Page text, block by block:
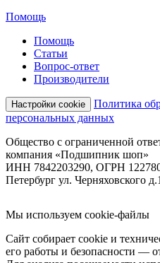
Помощь
Помощь
Статьи
Вопрос-ответ
Производители
Настройки cookie
Политика
персональных данных
Общество с ограниченной
компания «Подшипник шоп»
ИНН 7842203290, ОГРН
Петербург ул. Черняховского
Мы используем cookie-файлы
Сайт собирает cookie и
его работы и безопасности —